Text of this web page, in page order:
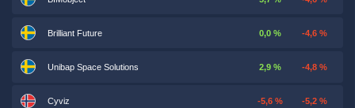
Brilliant Future 0,0 % -4,6 %
Unibap Space Solutions 2,9 % -4,8 %
Cyviz -5,6 % -5,2 %